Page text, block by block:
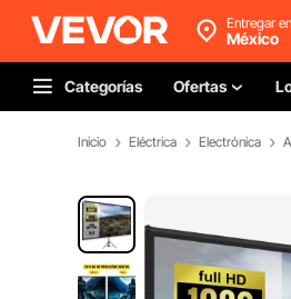
Entregar en
México
Categorías Ofertas
Inicio Eléctrica Electrónica